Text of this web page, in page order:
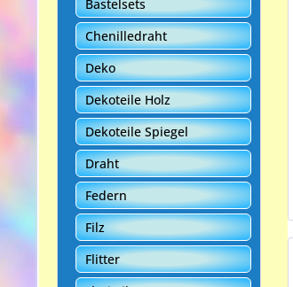
Bastelsets
Chenilledraht
Deko
Dekoteile Holz
Dekoteile Spiegel
Draht
Federn
Filz
Flitter